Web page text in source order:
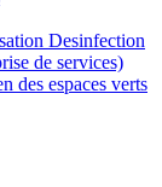
Desinfection
de services)
des espaces verts